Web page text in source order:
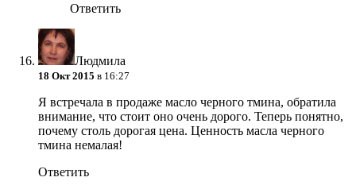
Ответить
Людмила
18 Окт 2015 в 16:27
Я встречала в продаже масло черного тмина, обратила
внимание, что стоит оно очень дорого. Теперь понятно,
почему столь дорогая цена. Ценность масла черного
тмина немалая!
Ответить